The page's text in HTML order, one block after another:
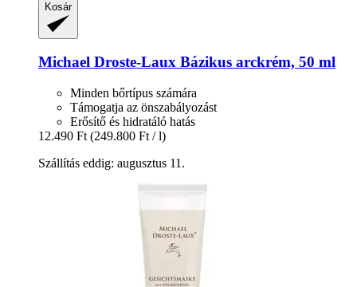
Kosár
Michael Droste-Laux Bázikus arckrém, 50 ml
Minden bőrtípus számára
Támogatja az önszabályozást
Erősítő és hidratáló hatás
12.490 Ft (249.800 Ft / l)
Szállítás eddig: augusztus 11.